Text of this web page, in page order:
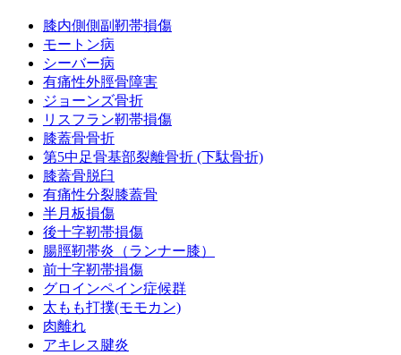
膝内側側副靭帯損傷
モートン病
シーバー病
有痛性外脛骨障害
ジョーンズ骨折
リスフラン靭帯損傷
膝蓋骨骨折
第5中足骨基部裂離骨折 (下駄骨折)
膝蓋骨脱臼
有痛性分裂膝蓋骨
半月板損傷
後十字靭帯損傷
腸脛靭帯炎（ランナー膝）
前十字靭帯損傷
グロインペイン症候群
太もも打撲(モモカン)
肉離れ
アキレス腱炎